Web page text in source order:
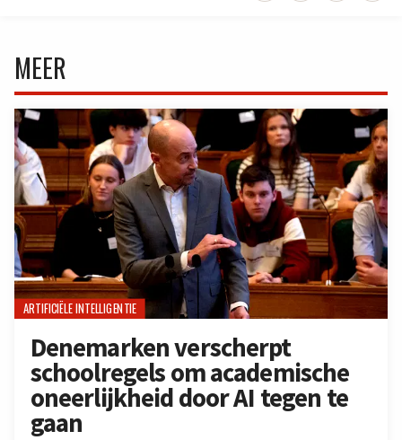
MEER
ARTIFICIËLE INTELLIGENTIE
Denemarken verscherpt
schoolregels om academische
oneerlijkheid door AI tegen te
gaan